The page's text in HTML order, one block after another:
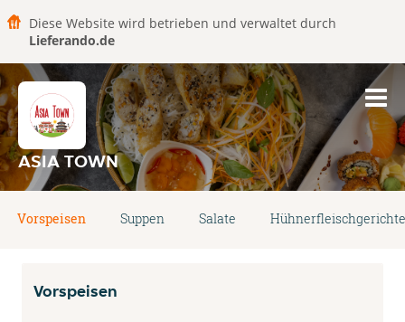
Diese Website wird betrieben und verwaltet durch
Lieferando.de
ASIA TOWN
Vorspeisen Suppen Salate Hühnerfleischgerichte
Vorspeisen